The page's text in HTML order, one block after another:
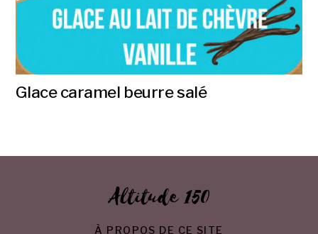
Glace caramel beurre salé
Altitude 150
À PROPOS DE CE SITE